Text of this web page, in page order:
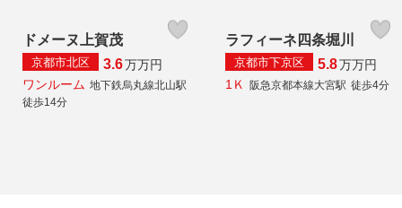
ドメーヌ上賀茂
京都市北区 3.6万万円
ワンルーム 地下鉄烏丸線北山駅
徒歩14分
ラフィーネ四条堀川
京都市下京区 5.8万万円
1Ｋ
阪急京都本線大宮駅 徒歩4分